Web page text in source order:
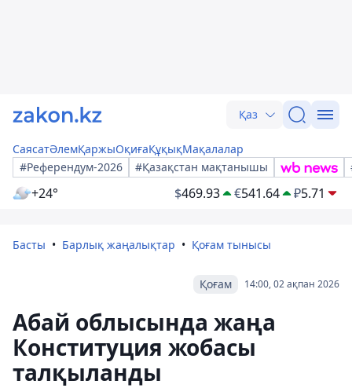
Қаз
СаясатӘлемҚаржыОқиғаҚұқықМақалалар
#Референдум-2026
#Қазақстан мақтанышы
+24° $469.93 €541.64 ₽5.71
Басты Барлық жаңалықтар Қоғам тынысы
14:00, 02 ақпан 2026
Қоғам
Абай облысында жаңа
Конституция жобасы
талқыланды